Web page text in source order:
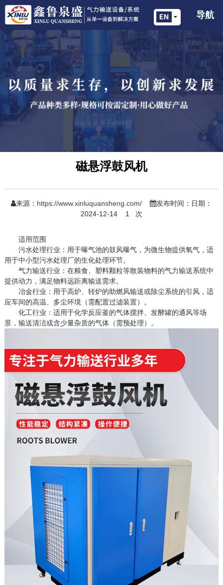
导航
磁悬浮鼓风机
来源： https://www.xinluquansheng.com/
发布时间：日期：
2024-12-14
1 次
适用范围
污水处理行业：用于曝气池的鼓风曝气，为微生物提供氧气，适
用于中小型污水处理厂的生化处理环节。
气力输送行业：在粮食、塑料颗粒等散装物料的气力输送系统中
提供动力，满足物料远距离输送需求。
冶金行业：用于高炉、转炉的助燃风输送或除尘系统的引风，适
应车间的高温、多尘环境（需配置过滤装置）。
化工行业：适用于化学反应釜的气体搅拌、发酵罐的通风等场
景，输送清洁或含少量杂质的气体（需预处理）。